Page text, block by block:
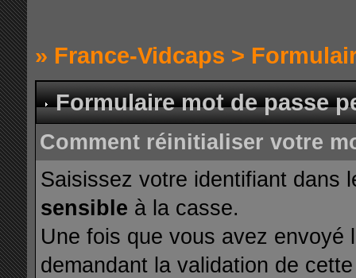
» France-Vidcaps >
Formulaire mot de passe
Comment réinitialiser votre
Saisissez votre identifiant dans
sensible à la casse.
Une fois que vous avez envoyé
demandant la validation de